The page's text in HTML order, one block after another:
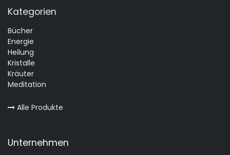
Kategorien
Bücher
Energie
Heilung
Kristalle
Kräuter
Meditation
Alle Produkte
Unternehmen